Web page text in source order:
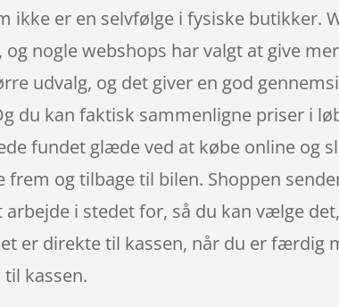
ikke er en selvfølge i fysiske butikker.
nogle webshops har valgt at give
udvalg, og det giver en god
du kan faktisk sammenligne priser i
fundet glæde ved at købe online og
og tilbage til bilen. Shoppen
i stedet for, så du kan vælge
er direkte til kassen, når du er færdig
kassen.